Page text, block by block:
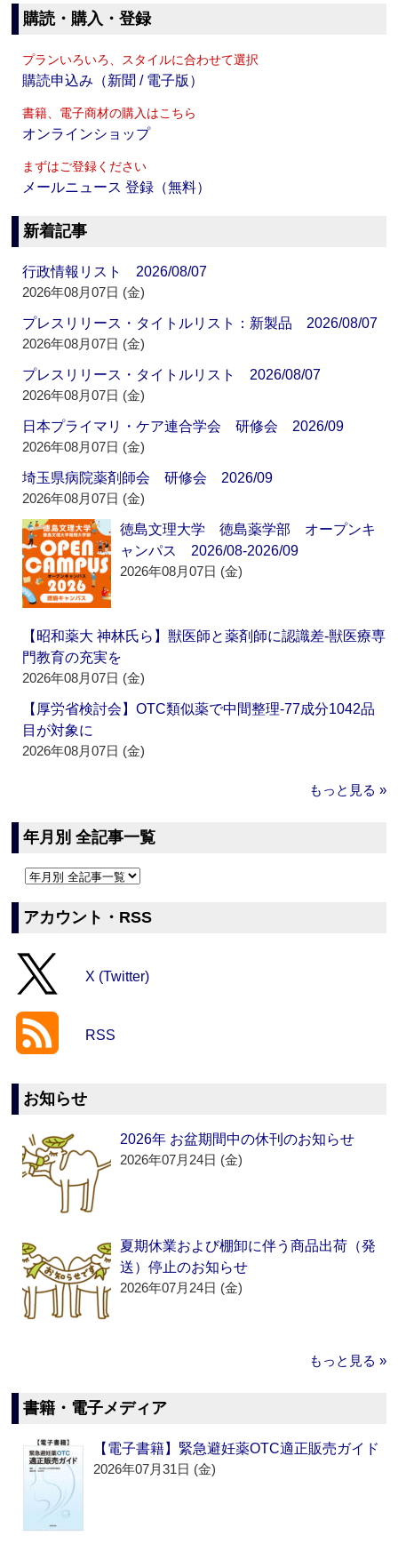
購読・購入・登録
プランいろいろ、スタイルに合わせて選択
購読申込み（新聞 / 電子版）
書籍、電子商材の購入はこちら
オンラインショップ
まずはご登録ください
メールニュース 登録（無料）
新着記事
行政情報リスト 2026/08/07
2026年08月07日 (金)
プレスリリース・タイトルリスト：新製品 2026/08/07
2026年08月07日 (金)
プレスリリース・タイトルリスト 2026/08/07
2026年08月07日 (金)
日本プライマリ・ケア連合学会 研修会 2026/09
2026年08月07日 (金)
埼玉県病院薬剤師会 研修会 2026/09
2026年08月07日 (金)
徳島文理大学 徳島薬学部 オープンキ
ャンパス 2026/08-2026/09
2026年08月07日 (金)
【昭和薬大 神林氏ら】獣医師と薬剤師に認識差‐獣医療専
門教育の充実を
2026年08月07日 (金)
【厚労省検討会】OTC類似薬で中間整理‐77成分1042品
目が対象に
2026年08月07日 (金)
もっと見る »
年月別 全記事一覧
アカウント・RSS
X (Twitter)
RSS
お知らせ
2026年 お盆期間中の休刊のお知らせ
2026年07月24日 (金)
夏期休業および棚卸に伴う商品出荷（発
送）停止のお知らせ
2026年07月24日 (金)
もっと見る »
書籍・電子メディア
【電子書籍】緊急避妊薬OTC適正販売ガイド
2026年07月31日 (金)